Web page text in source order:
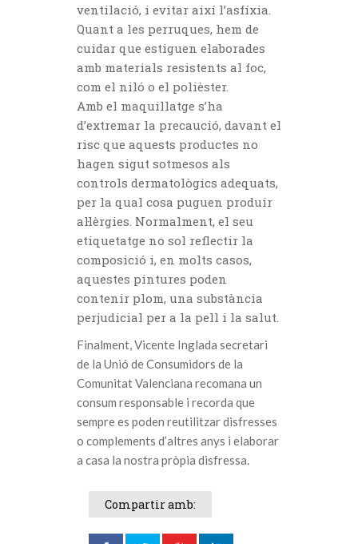
ventilació, i evitar així l’asfíxia.
Quant a les perruques, hem de
cuidar que estiguen elaborades
amb materials resistents al foc,
com el niló o el polièster.
Amb el maquillatge s’ha
d’extremar la precaució, davant el
risc que aquests productes no
hagen sigut sotmesos als
controls dermatològics adequats,
per la qual cosa puguen produir
al·lèrgies. Normalment, el seu
etiquetatge no sol reflectir la
composició i, en molts casos,
aquestes pintures poden
contenir plom, una substància
perjudicial per a la pell i la salut.
Finalment, Vicente Inglada secretari
de la Unió de Consumidors de la
Comunitat Valenciana recomana un
consum responsable i recorda que
sempre es poden reutilitzar disfresses
o complements d’altres anys i elaborar
a casa la nostra pròpia disfressa.
Compartir amb: